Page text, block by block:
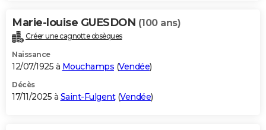
Marie-louise GUESDON (100 ans)
Créer une cagnotte obsèques
Naissance
12/07/1925 à Mouchamps (Vendée)
Décès
17/11/2025 à Saint-Fulgent(Vendée)